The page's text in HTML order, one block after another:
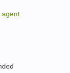
agent